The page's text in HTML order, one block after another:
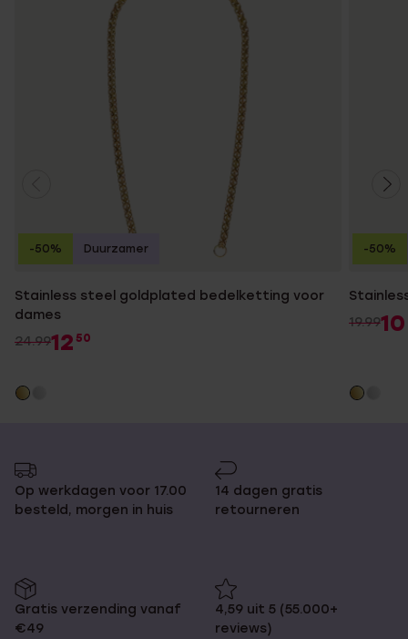
Stainless steel goldplated bedelketting voor
dames
24.9912 50
-50% Duurzamer
19.9910
-50%
Op werkdagen voor 17.00
besteld, morgen in huis
14 dagen gratis
retourneren
Gratis verzending vanaf
€49
4,59 uit 5 (55.000+
reviews)